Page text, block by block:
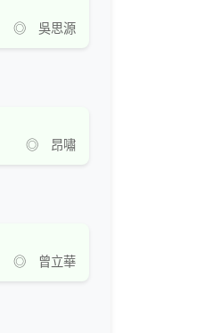
◎ 吳思源
◎ 昂嘯
◎ 曾立華